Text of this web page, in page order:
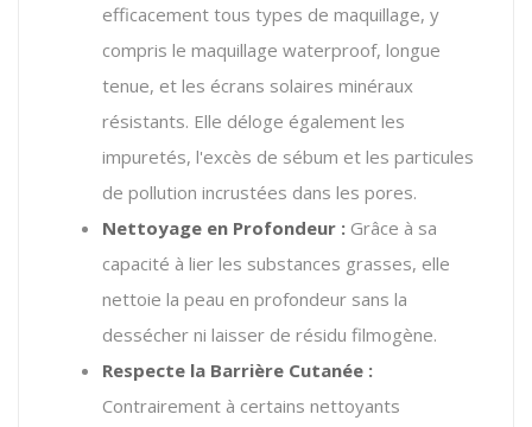
efficacement tous types de maquillage, y
compris le maquillage waterproof, longue
tenue, et les écrans solaires minéraux
résistants. Elle déloge également les
impuretés, l'excès de sébum et les particules
de pollution incrustées dans les pores.
Nettoyage en Profondeur : Grâce à sa
capacité à lier les substances grasses, elle
nettoie la peau en profondeur sans la
dessécher ni laisser de résidu filmogène.
Respecte la Barrière Cutanée :
Contrairement à certains nettoyants